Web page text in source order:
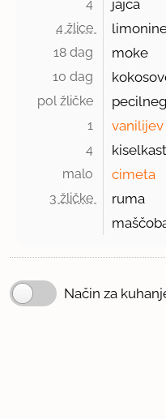
4 jajca
4 žlice
18 dag moke
10 dag
pol žličke
1
4
malo cimeta
3 žličke
ruma
Način za